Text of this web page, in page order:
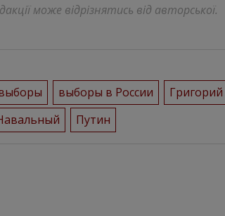
може відрізнятись від авторської.
выборы в России
Путин